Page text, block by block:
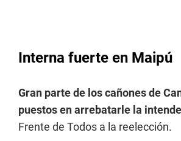
Interna fuerte en Maipú
Gran parte de los cañones de
puestos en arrebatarle la
Frente de Todos a la reelección.